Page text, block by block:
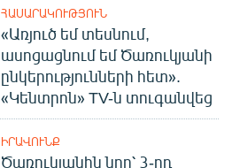
ՀԱՍԱՐԱԿՈՒԹՅՈՒՆ
«Առյուծ եմ տեսնում,
ասոցացնում եմ Ծառուկյանի
ընկերությունների հետ».
«Կենտրոն» TV-ն տուգանվեց
ԻՐԱՎՈՒՆՔ
Ծառուկյանին նոր՝ 3-րդ